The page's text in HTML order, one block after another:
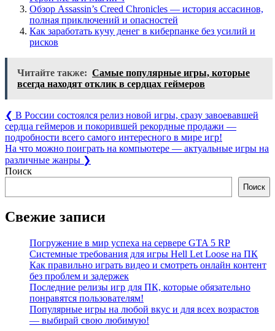
Обзор Assassin’s Creed Chronicles — история ассасинов,
полная приключений и опасностей
Как заработать кучу денег в киберпанке без усилий и
рисков
Читайте также: Самые популярные игры, которые
всегда находят отклик в сердцах геймеров
Навигация
по
записям
❮ Previous
Post:
В России состоялся релиз новой игры, сразу завоевавшей
сердца геймеров и покорившей рекордные продажи —
подробности всего самого интересного в мире игр!
Next
Post:
На что можно поиграть на компьютере — актуальные игры на
различные жанры ❯
Поиск
Поиск
Свежие записи
Погружение в мир успеха на сервере GTA 5 RP
Системные требования для игры Hell Let Loose на ПК
Как правильно играть видео и смотреть онлайн контент
без проблем и задержек
Последние релизы игр для ПК, которые обязательно
понравятся пользователям!
Популярные игры на любой вкус и для всех возрастов
— выбирай свою любимую!